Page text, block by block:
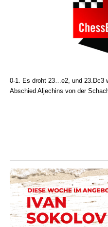
0-1. Es droht 23…e2, und 23.Dc3
Abschied Aljechins von der